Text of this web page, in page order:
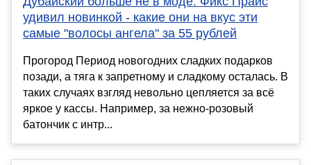
удивил новинкой - какие они на вкус эти
самые "волосы ангела" за 55 рублей
Прогород Период новогодних сладких подарков
позади, а тяга к запретному и сладкому осталась. В
таких случаях взгляд невольно цепляется за всё
яркое у кассы. Например, за нежно-розовый
батончик с интр...